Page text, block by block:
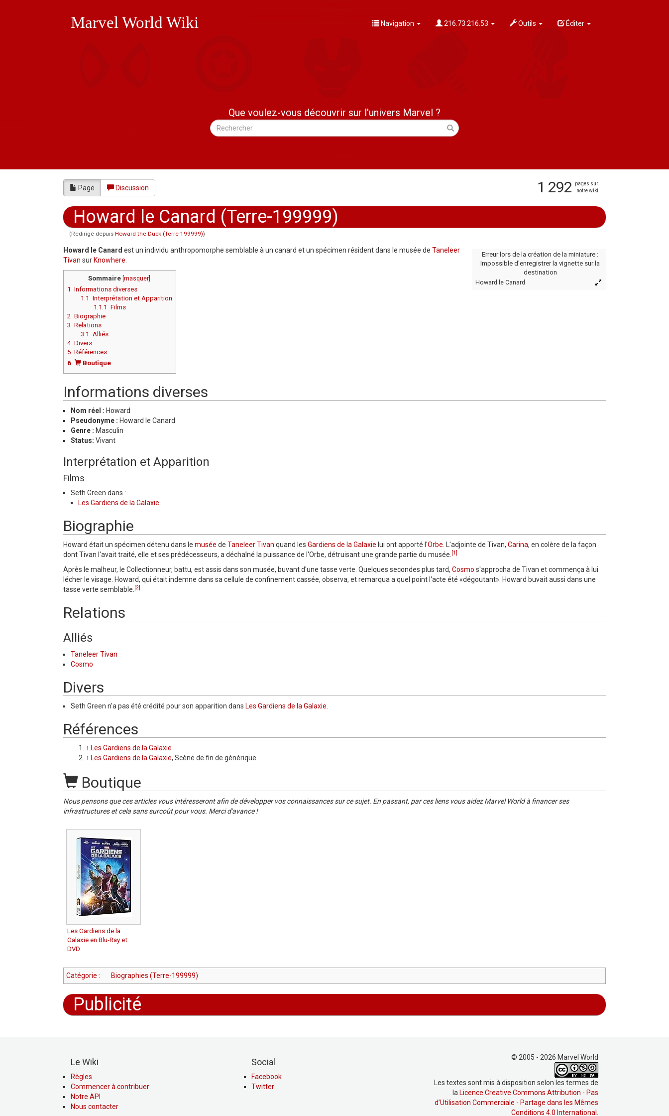
Marvel World Wiki Navigation 216.73.216.53 Outils Éditer
Que voulez-vous découvrir sur l'univers Marvel ?
Page Discussion 1 292
pages sur
notre wiki
Howard le Canard (Terre-199999)
(Redirigé depuis Howard the Duck (Terre-199999))
Erreur lors de la création de la miniature :
Impossible d'enregistrer la vignette sur la
destination
Howard le Canard
Howard le Canard est un individu anthropomorphe semblable à un canard et un spécimen résident dans le musée de Taneleer
Tivan sur Knowhere
Sommaire[ masquer]
1 Informations diverses
1.1 Interprétation et Apparition
1.1.1
Films
2 Biographie
3 Relations
3.1 Alliés
4 Divers
5 Références
6
Boutique
Informations diverses
Nom réel : Howard
Pseudonyme : Howard le Canard
Genre : Masculin
Status: Vivant
Interprétation et Apparition
Films
Seth Green dans :
Les Gardiens de la Galaxie
Biographie
Howard était un spécimen détenu dans le musée de Taneleer Tivan quand les Gardiens de la Galaxie lui ont apporté l'Orbe . L'adjointe de Tivan, Carina, en colère de la façon
dont Tivan l'avait traité, elle et ses prédécesseurs, a déchaîné la puissance de l'Orbe, détruisant une grande partie du musée. [1]
Après le malheur, le Collectionneur, battu, est assis dans son musée, buvant d'une tasse verte. Quelques secondes plus tard, Cosmo s'approcha de Tivan et commença à lui
lécher le visage. Howard, qui était indemne dans sa cellule de confinement cassée, observa, et remarqua a quel point l'acte été «dégoutant». Howard buvait aussi dans une
tasse verte semblable. [2]
Relations
Alliés
Taneleer Tivan
Cosmo
Divers
Seth Green n'a pas été crédité pour son apparition dans Les Gardiens de la Galaxie
Références
↑ Les Gardiens de la Galaxie
↑ Les Gardiens de la Galaxie, Scène de fin de générique
Boutique
Nous pensons que ces articles vous intéresseront afin de développer vos connaissances sur ce sujet. En passant, par ces liens vous aidez Marvel World à financer ses
infrastructures et cela sans surcoût pour vous. Merci d'avance !
Les Gardiens de la
Galaxie en Blu-Ray et
DVD
Catégorie : Biographies (Terre-199999)
Publicité
Le Wiki
Règles
Commencer à contribuer
Notre API
Nous contacter
Social
Facebook
Twitter
© 2005 - 2026 Marvel World
Les textes sont mis à disposition selon les termes de
la Licence Creative Commons Attribution - Pas
d’Utilisation Commerciale - Partage dans les Mêmes
Conditions 4.0 International .